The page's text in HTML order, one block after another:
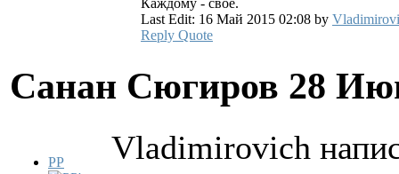
Каждому - своё.
Last Edit: 16 Май 2015 02:08 by
Reply Quote
Санан Сюгиров 28
PP
Vladimirovich